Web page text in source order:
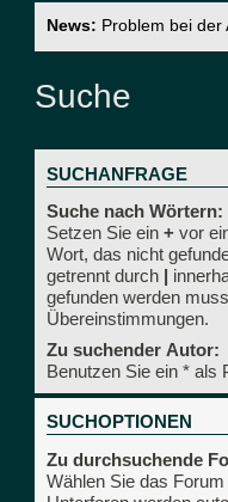
News: Problem bei
Suche
SUCHANFRAGE
Suche nach Wörtern:
Setzen Sie ein + vor
Wort, das nicht
getrennt durch |
gefunden werden
Übereinstimmungen.
Zu suchender Autor:
Benutzen Sie ein * als
SUCHOPTIONEN
Zu durchsuchende
Wählen Sie das